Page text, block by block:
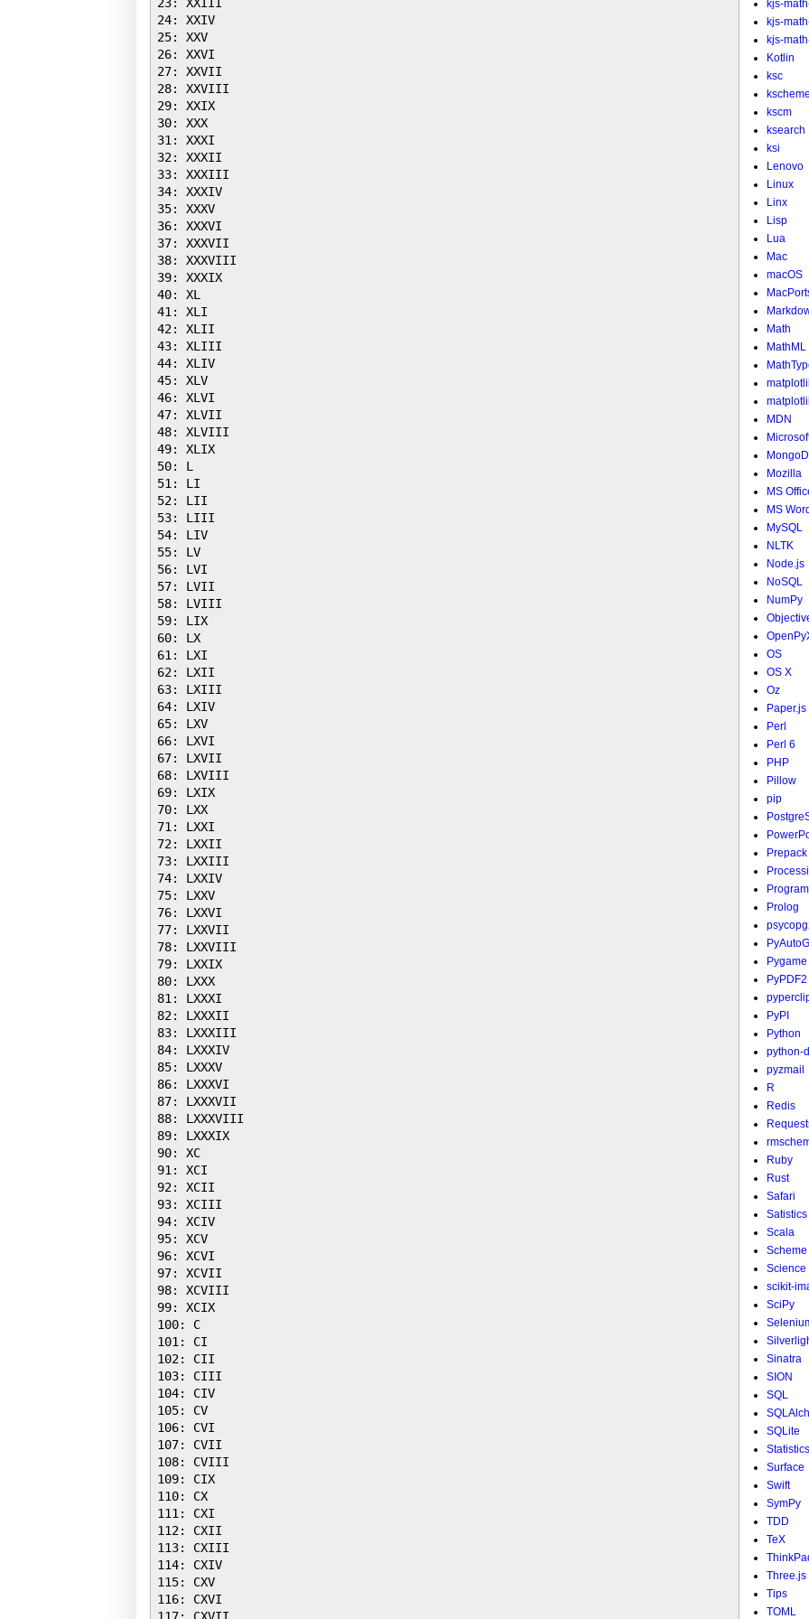
kjs-
kjs-
kjs-
Kotlin
ksc
kscheme
kscm
ksearch
ksi
Lenovo
Linux
Linx
Lisp
Lua
Mac
macOS
Math
MathML
MDN
Mozilla
MS
MS Word
MySQL
NLTK
Node.js
NoSQL
NumPy
OS
OS X
Oz
Paper.js
Perl
Perl 6
PHP
Pillow
pip
Prepack
Prolog
Pygame
PyPDF2
PyPI
Python
python-
pyzmail
R
Redis
Ruby
Rust
Safari
Satistics
Scala
Scheme
Science
scikit-
SciPy
Sinatra
SION
SQL
SQLite
Statistics
Surface
Swift
SymPy
TDD
TeX
Three.js
Tips
TOML